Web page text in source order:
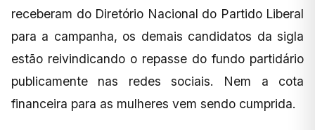
receberam do Diretório Nacional do Partido Liberal
para a campanha, os demais candidatos da sigla
estão reivindicando o repasse do fundo partidário
publicamente nas redes sociais. Nem a cota
financeira para as mulheres vem sendo cumprida.